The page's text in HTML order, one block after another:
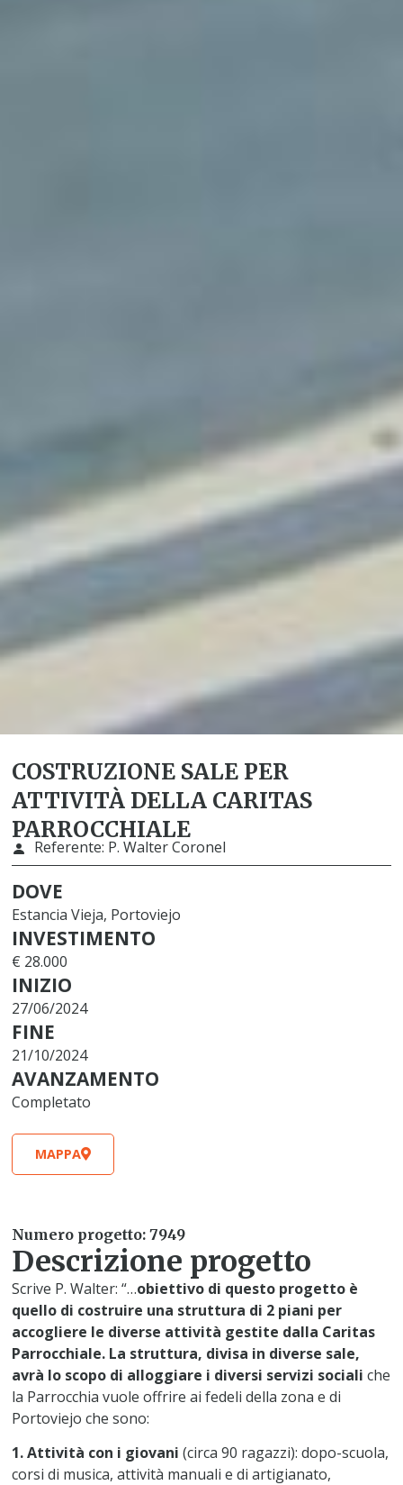
COSTRUZIONE SALE PER
ATTIVITÀ DELLA CARITAS
PARROCCHIALE
Referente: P. Walter Coronel
DOVE
Estancia Vieja, Portoviejo
INVESTIMENTO
€ 28.000
INIZIO
27/06/2024
FINE
21/10/2024
AVANZAMENTO
Completato
MAPPA
Numero progetto: 7949
Descrizione progetto
Scrive P. Walter: “…obiettivo di questo progetto è
quello di costruire una struttura di 2 piani per
accogliere le diverse attività gestite dalla Caritas
Parrocchiale. La struttura, divisa in diverse sale,
avrà lo scopo di alloggiare i diversi servizi socialiche
la Parrocchia vuole offrire ai fedeli della zona e di
Portoviejo che sono:
1. Attività con i giovani (circa 90 ragazzi): dopo-scuola,
corsi di musica, attività manuali e di artigianato,